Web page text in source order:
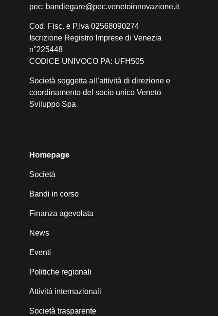
pec: bandiegare@pec.venetoinnovazione.it
Cod. Fisc. e P.Iva 02568090274
Iscrizione Registro Imprese di Venezia
n°225448
CODICE UNIVOCO PA: UFH505
Società soggetta all’attività di direzione e
coordinamento del socio unico Veneto
Sviluppo Spa
Homepage
Società
Bandi in corso
Finanza agevolata
News
Eventi
Politiche regionali
Attività internazionali
Società trasparente